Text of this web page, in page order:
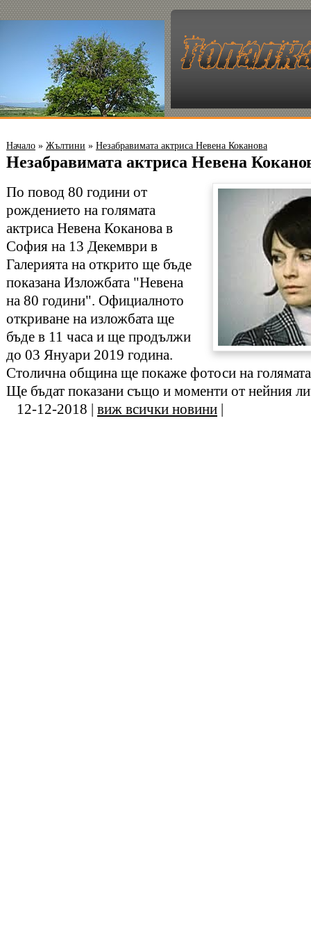
Начало » Жълтини » Незабравимата актриса Невена Коканова
Незабравимата актриса Невена
По повод 80 години от
рождението на голямата
актриса Невена Коканова в
София на 13 Декември в
Галерията на открито ще бъде
показана Изложбата "Невена
на 80 години". Официалното
откриване на изложбата ще
бъде в 11 часа и ще продължи
до 03 Януари 2019 година.
Столична община ще покаже фотоси на голямата
Ще бъдат показани също и моменти от нейния
12-12-2018 | виж всички новини |